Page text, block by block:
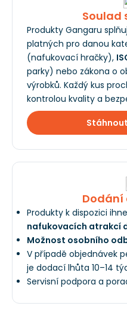
Soulad
Produkty Gangaru
platných pro danou
(nafukovací hračky),
parky) nebo zákona o
výrobků. Každý kus
kontrolou kvality a
Dodání
Produkty k dispozici
nafukovacích atrakcí
Možnost osobního
V případě objednávek
je dodací lhůta 10–14
Servisní podpora a